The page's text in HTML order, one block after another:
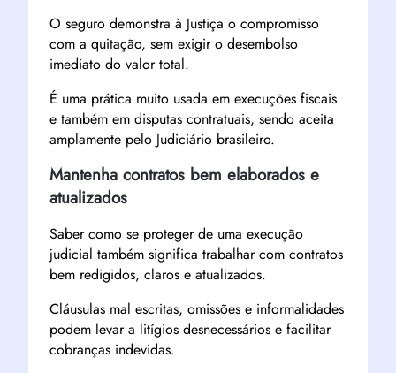
O seguro demonstra à Justiça o compromisso
com a quitação, sem exigir o desembolso
imediato do valor total.
É uma prática muito usada em execuções fiscais
e também em disputas contratuais, sendo aceita
amplamente pelo Judiciário brasileiro.
Mantenha contratos bem elaborados e
atualizados
Saber como se proteger de uma execução
judicial também significa trabalhar com contratos
bem redigidos, claros e atualizados.
Cláusulas mal escritas, omissões e informalidades
podem levar a litígios desnecessários e facilitar
cobranças indevidas.